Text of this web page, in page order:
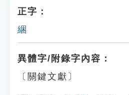
正字：
綑
異體字/附錄字內容：
〔關鍵文獻〕